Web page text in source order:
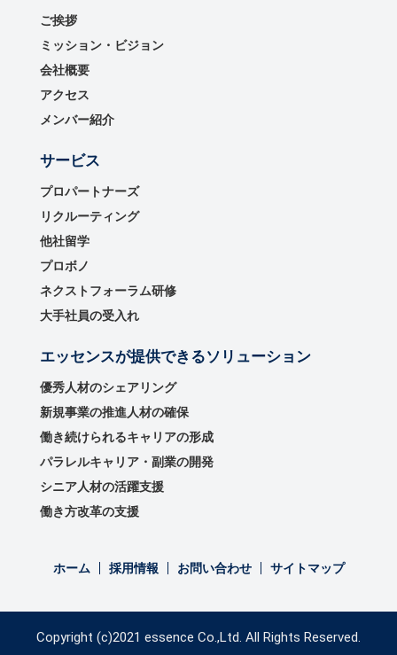
ご挨拶
ミッション・ビジョン
会社概要
アクセス
メンバー紹介
サービス
プロパートナーズ
リクルーティング
他社留学
プロボノ
ネクストフォーラム研修
大手社員の受入れ
エッセンスが提供できるソリューション
優秀⼈材のシェアリング
新規事業の推進⼈材の確保
働き続けられるキャリアの形成
パラレルキャリア・副業の開発
シニア人材の活躍支援
働き方改革の支援
ホーム 採用情報 お問い合わせ サイトマップ
Copyright (c)2021 essence Co.,Ltd. All Rights Reserved.